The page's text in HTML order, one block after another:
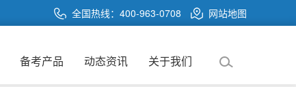
全国热线：400-963-0708 网站地图
备考产品 动态资讯 关于我们